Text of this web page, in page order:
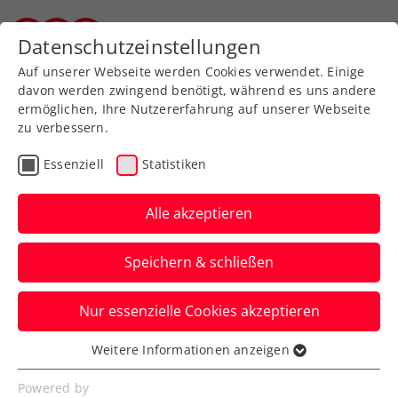
Zurück zur Newsübersicht
Turniere
Upgrade: Upper Austria
Ladies Linz werden zum
WTA-500-Event
Turnierdirektorin Sandra Reichel freut
sich über erfüllten Traum und
Signalwirkung für den Frauensport.
Verfasst von: Presseaussendung / Redaktion, 30.10.2023
Datenschutzeinstellungen
Auf unserer Webseite werden Cookies verwendet. Einige
davon werden zwingend benötigt, während es uns andere
ermöglichen, Ihre Nutzererfahrung auf unserer Webseite
zu verbessern.
Essenziell Statistiken
Alle akzeptieren
Speichern & schließen
Nur essenzielle Cookies akzeptieren
Essenziell
Essenzielle Cookies werden für grundlegende
Weitere Informationen anzeigen
Powered by